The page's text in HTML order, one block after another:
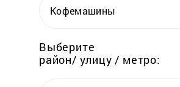
ILVE
Кофемашины
Выберите
район/ улицу / метро: